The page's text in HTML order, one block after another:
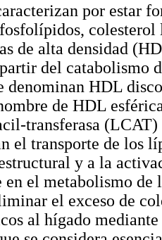
por estar
de alta densidad
del catabolismo
denominan HDL
de HDL
transferasa
el transporte de los
y a la
en el metabolismo
el exceso de
al hígado